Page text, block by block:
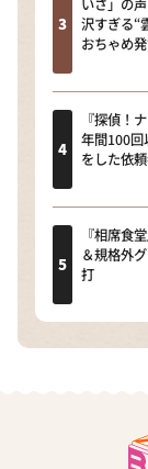
いさ」の
沢すぎる“
おちゃめ
『探偵！
年間100回
をした依
『相席食
＆規格外
打